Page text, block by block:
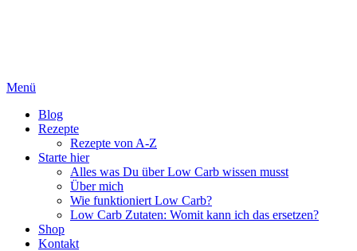
Menü
Blog
Rezepte
Rezepte von A-Z
Starte hier
Alles was Du über Low Carb wissen musst
Über mich
Wie funktioniert Low Carb?
Low Carb Zutaten: Womit kann ich das ersetzen?
Shop
Kontakt